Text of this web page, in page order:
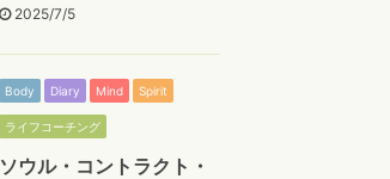
2025/7/5
Body Diary Mind Spirit
ライフコーチング
ソウル・コントラクト・